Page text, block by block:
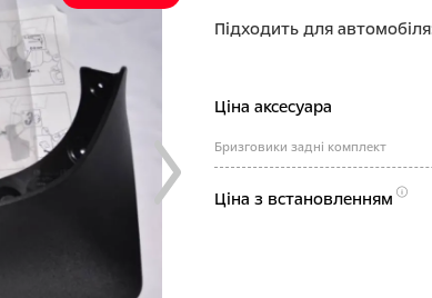
Підходить для
Ціна аксесуара
Бризговики задні комплект
Ціна з встановленням